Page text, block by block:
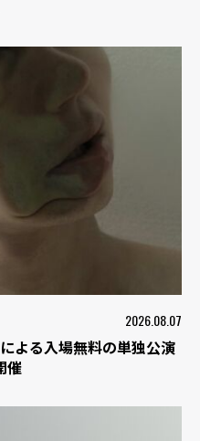
2026.08.07
よる入場無料の単独公演
催